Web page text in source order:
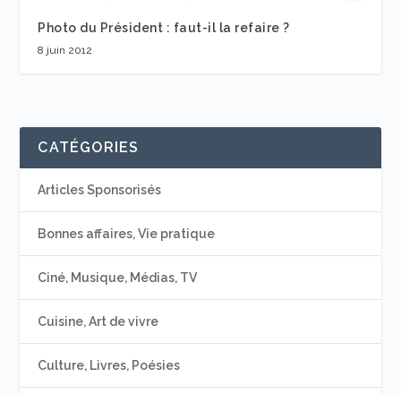
Photo du Président : faut-il la refaire ?
8 juin 2012
CATÉGORIES
Articles Sponsorisés
Bonnes affaires, Vie pratique
Ciné, Musique, Médias, TV
Cuisine, Art de vivre
Culture, Livres, Poésies